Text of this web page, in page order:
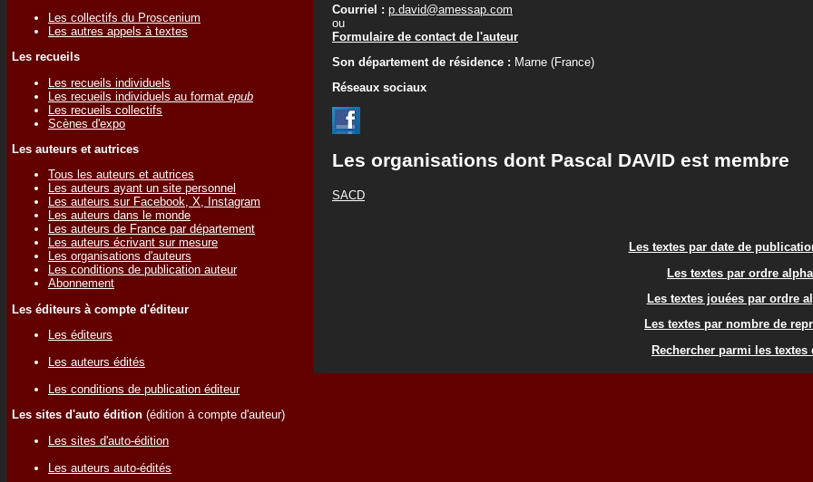
Les collectifs du Proscenium
Les autres appels à textes
Les recueils
Les recueils individuels
Les recueils individuels au format epub
Les recueils collectifs
Scènes d'expo
Les auteurs et autrices
Tous les auteurs et autrices
Les auteurs ayant un site personnel
Les auteurs sur Facebook, X, Instagram
Les auteurs dans le monde
Les auteurs de France par département
Les auteurs écrivant sur mesure
Les organisations d'auteurs
Les conditions de publication auteur
Abonnement
Les éditeurs à compte d'éditeur
Les éditeurs
Les auteurs édités
Les conditions de publication éditeur
Les sites d'auto édition (édition à compte d'auteur)
Les sites d'auto-édition
Les auteurs auto-édités
Courriel : p.david@amessap.com
ou
Formulaire de contact de l'auteur
Son département de résidence : Marne (France)
Réseaux sociaux
Les organisations dont Pascal DAVID est membre
SACD
Les textes par date de
Les textes par ordre
Les textes jouées par ordre
Les textes par nombre de
Rechercher parmi les textes